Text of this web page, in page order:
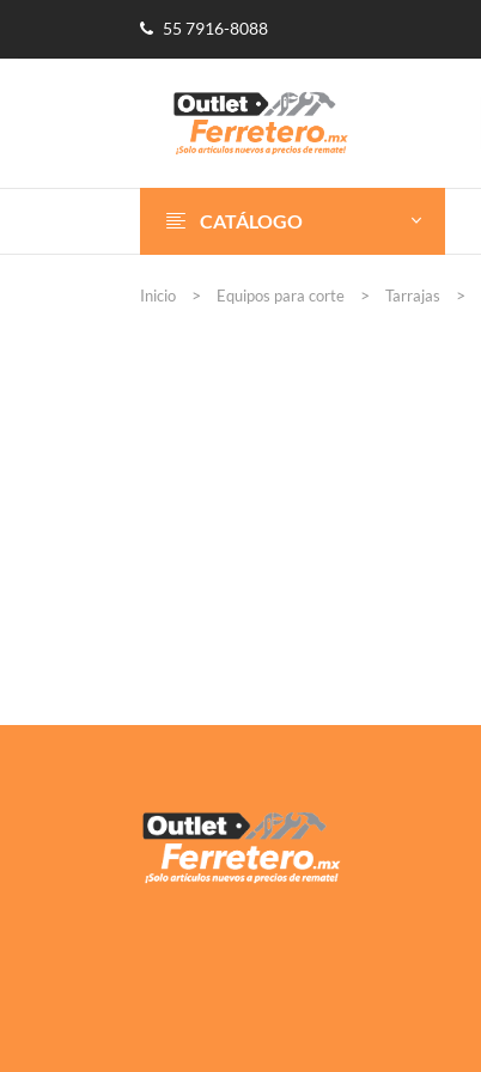
55 7916-8088
CATÁLOGO
Inicio Equipos para corte Tarrajas